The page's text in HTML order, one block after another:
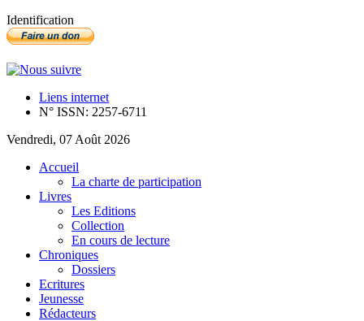
Identification
Liens internet
N° ISSN: 2257-6711
Vendredi, 07 Août 2026
Accueil
La charte de participation
Livres
Les Editions
Collection
En cours de lecture
Chroniques
Dossiers
Ecritures
Jeunesse
Rédacteurs